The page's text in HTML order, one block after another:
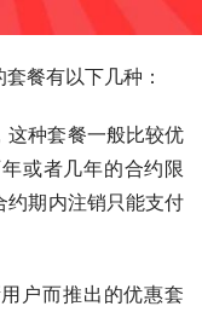
餐有以下几种：
这种套餐一般比较优
或者几年的合约限
约期内注销只能支付
户而推出的优惠套